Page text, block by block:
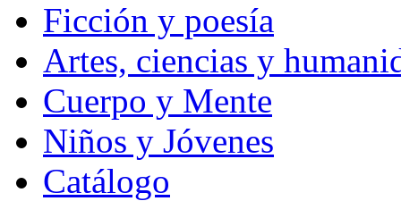
Ficción y poesía
Artes, ciencias y
Cuerpo y Mente
Niños y Jóvenes
Catálogo